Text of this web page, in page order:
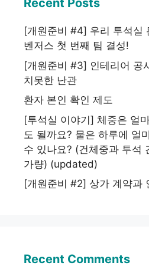
Recent Posts
[개원준비 #4] 우리 투석실
벤저스 첫 번째 팀 결성!
[개원준비 #3] 인테리어 공
치못한 난관
환자 본인 확인 제도
[투석실 이야기] 체중은 얼
도 될까요? 물은 하루에 얼
수 있나요? (건체중과 투석
가량) (updated)
[개원준비 #2] 상가 계약과
Recent Comments